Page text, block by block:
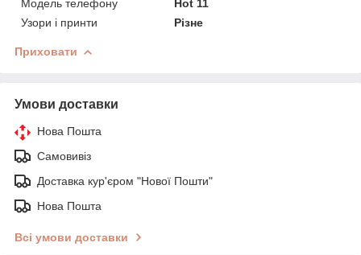
Модель телефону
Hot 11
Узори і принти
Різне
Приховати
Умови доставки
Нова Пошта
Самовивіз
Доставка кур'єром "Нової Пошти"
Нова Пошта
Всі умови доставки